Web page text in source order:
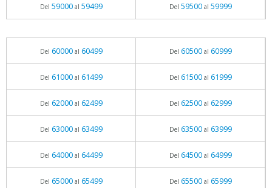
Del 59000al 59499 Del 59500al 59999
Del 60000al 60499 Del 60500al 60999
Del 61000al 61499 Del 61500al 61999
Del 62000al 62499 Del 62500al 62999
Del 63000al 63499 Del 63500al 63999
Del 64000al 64499 Del 64500al 64999
Del 65000al 65499 Del 65500al 65999